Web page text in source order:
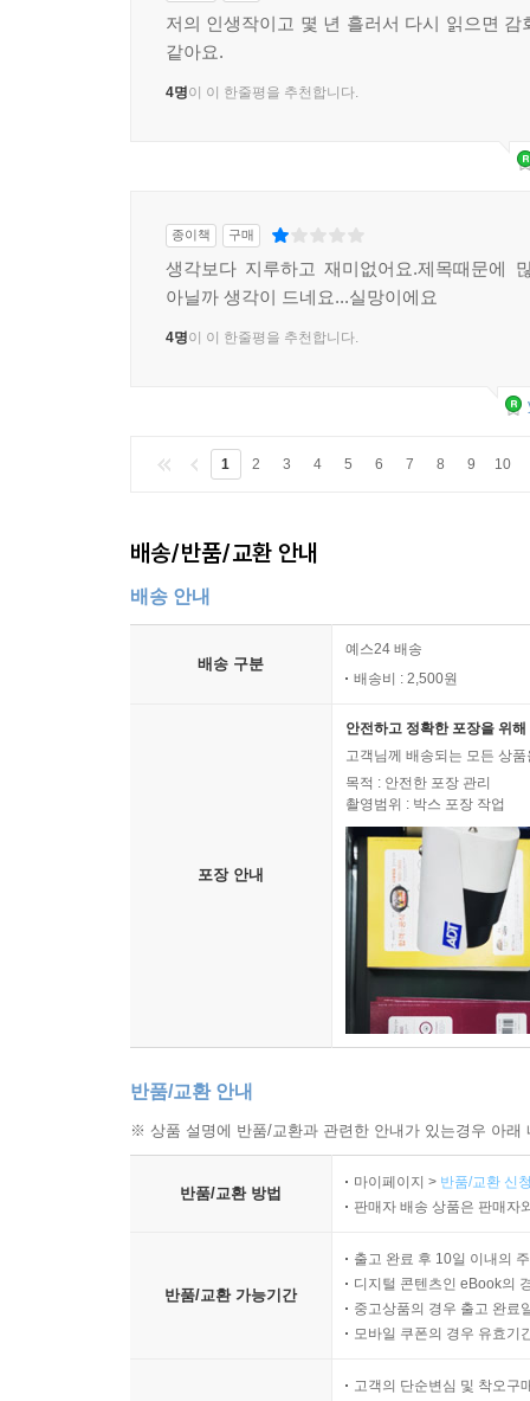
저의 인생작이고 몇 년 흘러서 다시 읽으면 감
같아요.
4명이 이 한줄평을 추천합니다.
종이책 구매
생각보다 지루하고 재미없어요.제목때문에
아닐까 생각이 드네요...실망이에요
4명이 이 한줄평을 추천합니다.
1 2 3 4 5 6 7 8 9 10
배송/반품/교환 안내
배송 안내
배송 구분
예스24 배송
배송비 : 2,500원
포장 안내
안전하고 정확한 포장을 위
고객님께 배송되는 모든 상
목적 : 안전한 포장 관리
촬영범위 : 박스 포장 작업
반품/교환 안내
※ 상품 설명에 반품/교환과 관련한 안내가 있는경우 아
반품/교환 방법
마이페이지 > 반품/교환 신
판매자 배송 상품은 판매자
반품/교환 가능기간
출고 완료 후 10일 이내의
디지털 콘텐츠인 eBook의
중고상품의 경우 출고 완료
모바일 쿠폰의 경우 유효기
고객의 단순변심 및 착오구